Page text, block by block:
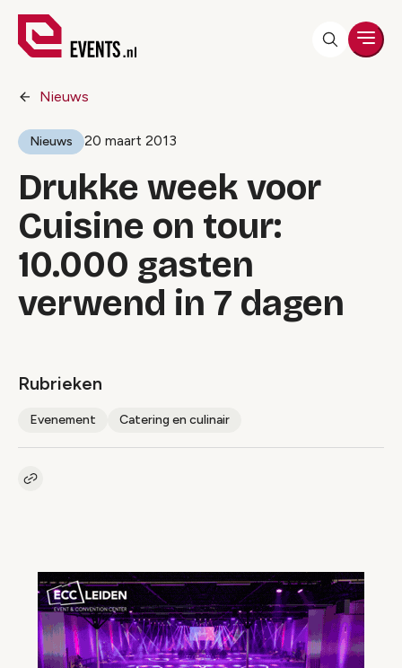
Nieuws
Nieuws 20 maart 2013
Drukke week voor
Cuisine on tour:
10.000 gasten
verwend in 7 dagen
Rubrieken
Evenement Catering en culinair
Kopieer link naar artikel